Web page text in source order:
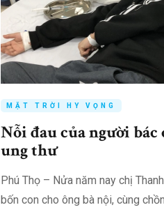
MẶT TRỜI HY VỌNG
Nỗi đau của người bác
ung thư
Phú Thọ – Nửa năm nay chị
bốn con cho ông bà nội, cùng